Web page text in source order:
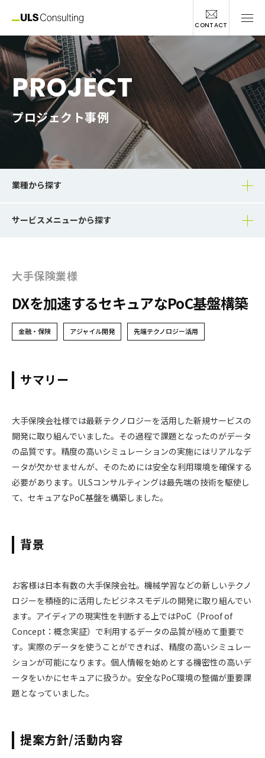
CONTACT
PROJECT
プロジェクト事例
業種から探す
サービスメニューから探す
大手保険業様
DXを加速するセキュアなPoC基盤構築
金融・保険 アジャイル開発 先端テクノロジー活用
サマリー
大手保険会社様では最新テクノロジーを活用した新規サービスの
開発に取り組んでいました。その過程で課題となったのがデータ
の品質です。精度の高いシミュレーションの実施にはリアルなデ
ータが欠かせませんが、そのためには安全な利用環境を確保する
必要があります。ULSコンサルティングは最先端の技術を駆使し
て、セキュアなPoC基盤を構築しました。
背景
お客様は日本有数の大手保険会社。機械学習などの新しいテクノ
ロジーを積極的に活用したビジネスモデルの開発に取り組んでい
ます。アイディアの現実性を判断する上ではPoC（Proof of
Concept：概念実証）で利用するデータの品質が極めて重要で
す。実際のデータを使うことができれば、精度の高いシミュレー
ションが可能になります。個人情報を始めとする機密性の高いデ
ータをいかにセキュアに扱うか。安全なPoC環境の整備が重要課
題となっていました。
提案方針/活動内容